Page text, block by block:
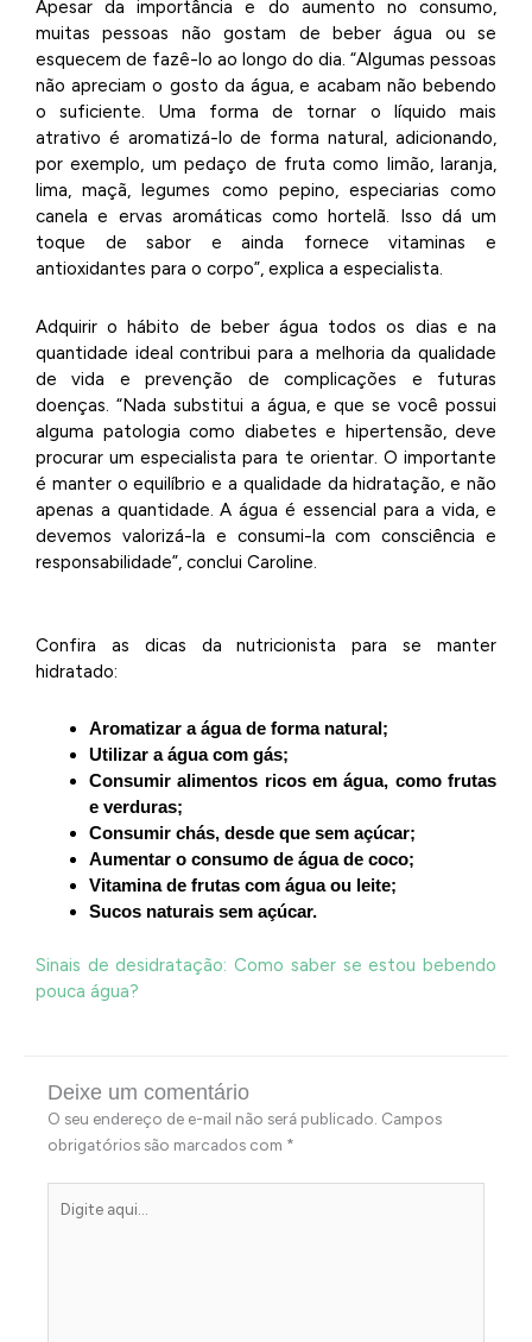
Apesar da importância e do aumento no consumo,
muitas pessoas não gostam de beber água ou se
esquecem de fazê-lo ao longo do dia. “Algumas pessoas
não apreciam o gosto da água, e acabam não bebendo
o suficiente. Uma forma de tornar o líquido mais
atrativo é aromatizá-lo de forma natural, adicionando,
por exemplo, um pedaço de fruta como limão, laranja,
lima, maçã, legumes como pepino, especiarias como
canela e ervas aromáticas como hortelã. Isso dá um
toque de sabor e ainda fornece vitaminas e
antioxidantes para o corpo”, explica a especialista.
Adquirir o hábito de beber água todos os dias e na
quantidade ideal contribui para a melhoria da qualidade
de vida e prevenção de complicações e futuras
doenças. “Nada substitui a água, e que se você possui
alguma patologia como diabetes e hipertensão, deve
procurar um especialista para te orientar. O importante
é manter o equilíbrio e a qualidade da hidratação, e não
apenas a quantidade. A água é essencial para a vida, e
devemos valorizá-la e consumi-la com consciência e
responsabilidade”, conclui Caroline.
Confira as dicas da nutricionista para se manter
hidratado:
Aromatizar a água de forma natural;
Utilizar a água com gás;
Consumir alimentos ricos em água, como frutas
e verduras;
Consumir chás, desde que sem açúcar;
Aumentar o consumo de água de coco;
Vitamina de frutas com água ou leite;
Sucos naturais sem açúcar.
Sinais de desidratação: Como saber se estou bebendo
pouca água?
Deixe um comentário
O seu endereço de e-mail não será publicado. Campos
obrigatórios são marcados com *
aqui...